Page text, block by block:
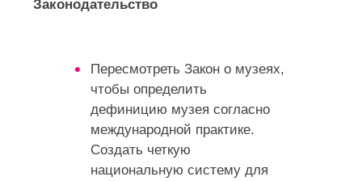
Законодательство
Пересмотреть Закон о музеях,
чтобы определить
дефиницию музея согласно
международной практике.
Создать четкую
национальную систему для